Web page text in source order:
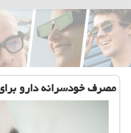
مصرف خودسرانه دارو